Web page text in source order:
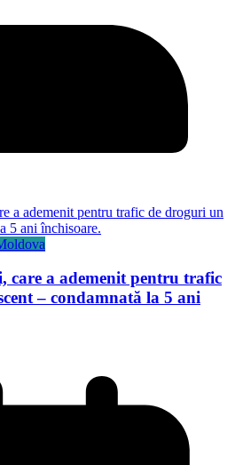
care a ademenit pentru trafic
– condamnată la 5 ani